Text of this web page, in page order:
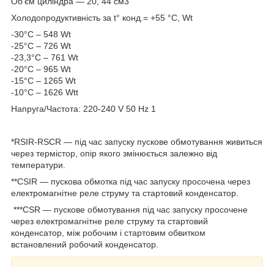
Холодопродуктивність за t° конд.= +55 °C, Wt
-30°С – 548 Wt
-25°С – 726 Wt
-23,3°C – 761 Wt
-20°С – 965 Wt
-15°С – 1265 Wt
-10°С – 1626 Wtt
Напруга/Частота: 220-240 V 50 Hz 1
*RSIR-RSCR — під час запуску пускове обмотування живиться
через термістор, опір якого змінюється залежно від
температури.
**CSIR — пускова обмотка під час запуску просочена через
електромагнітне реле струму та стартовий конденсатор.
***CSR — пускове обмотування під час запуску просочене
через електромагнітне реле струму та стартовий
конденсатор, між робочим і стартовим обвитком
встановлений робочий конденсатор.